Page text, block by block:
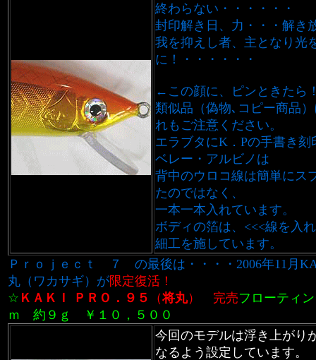
終わらない・・・・・・
封印解き日、力・・・解き
我を抑えし者、主となり光
に！・・・・・・
←この顔に、ピンときたら
類似品（偽物､コピー商品
れもご注意ください。
エラブタにK．Pの手書き刻
ベレー・アルビノは
背中のウロコ線は簡単にス
たのではなく、
一本一本入れています。
ボディの箔は、<<<線を入
細工を施しています。
Ｐｒｏｊｅｃｔ ７ の最後は・・・・2006年11月
丸（ワカサギ）が限定復活！
☆ ＫＡＫＩ ＰＲＯ． ９５ （将丸） 完売フローティ
ｍ 約９ｇ ￥１０，５００
今回のモデルは浮き上がり
なるよう設定しています。